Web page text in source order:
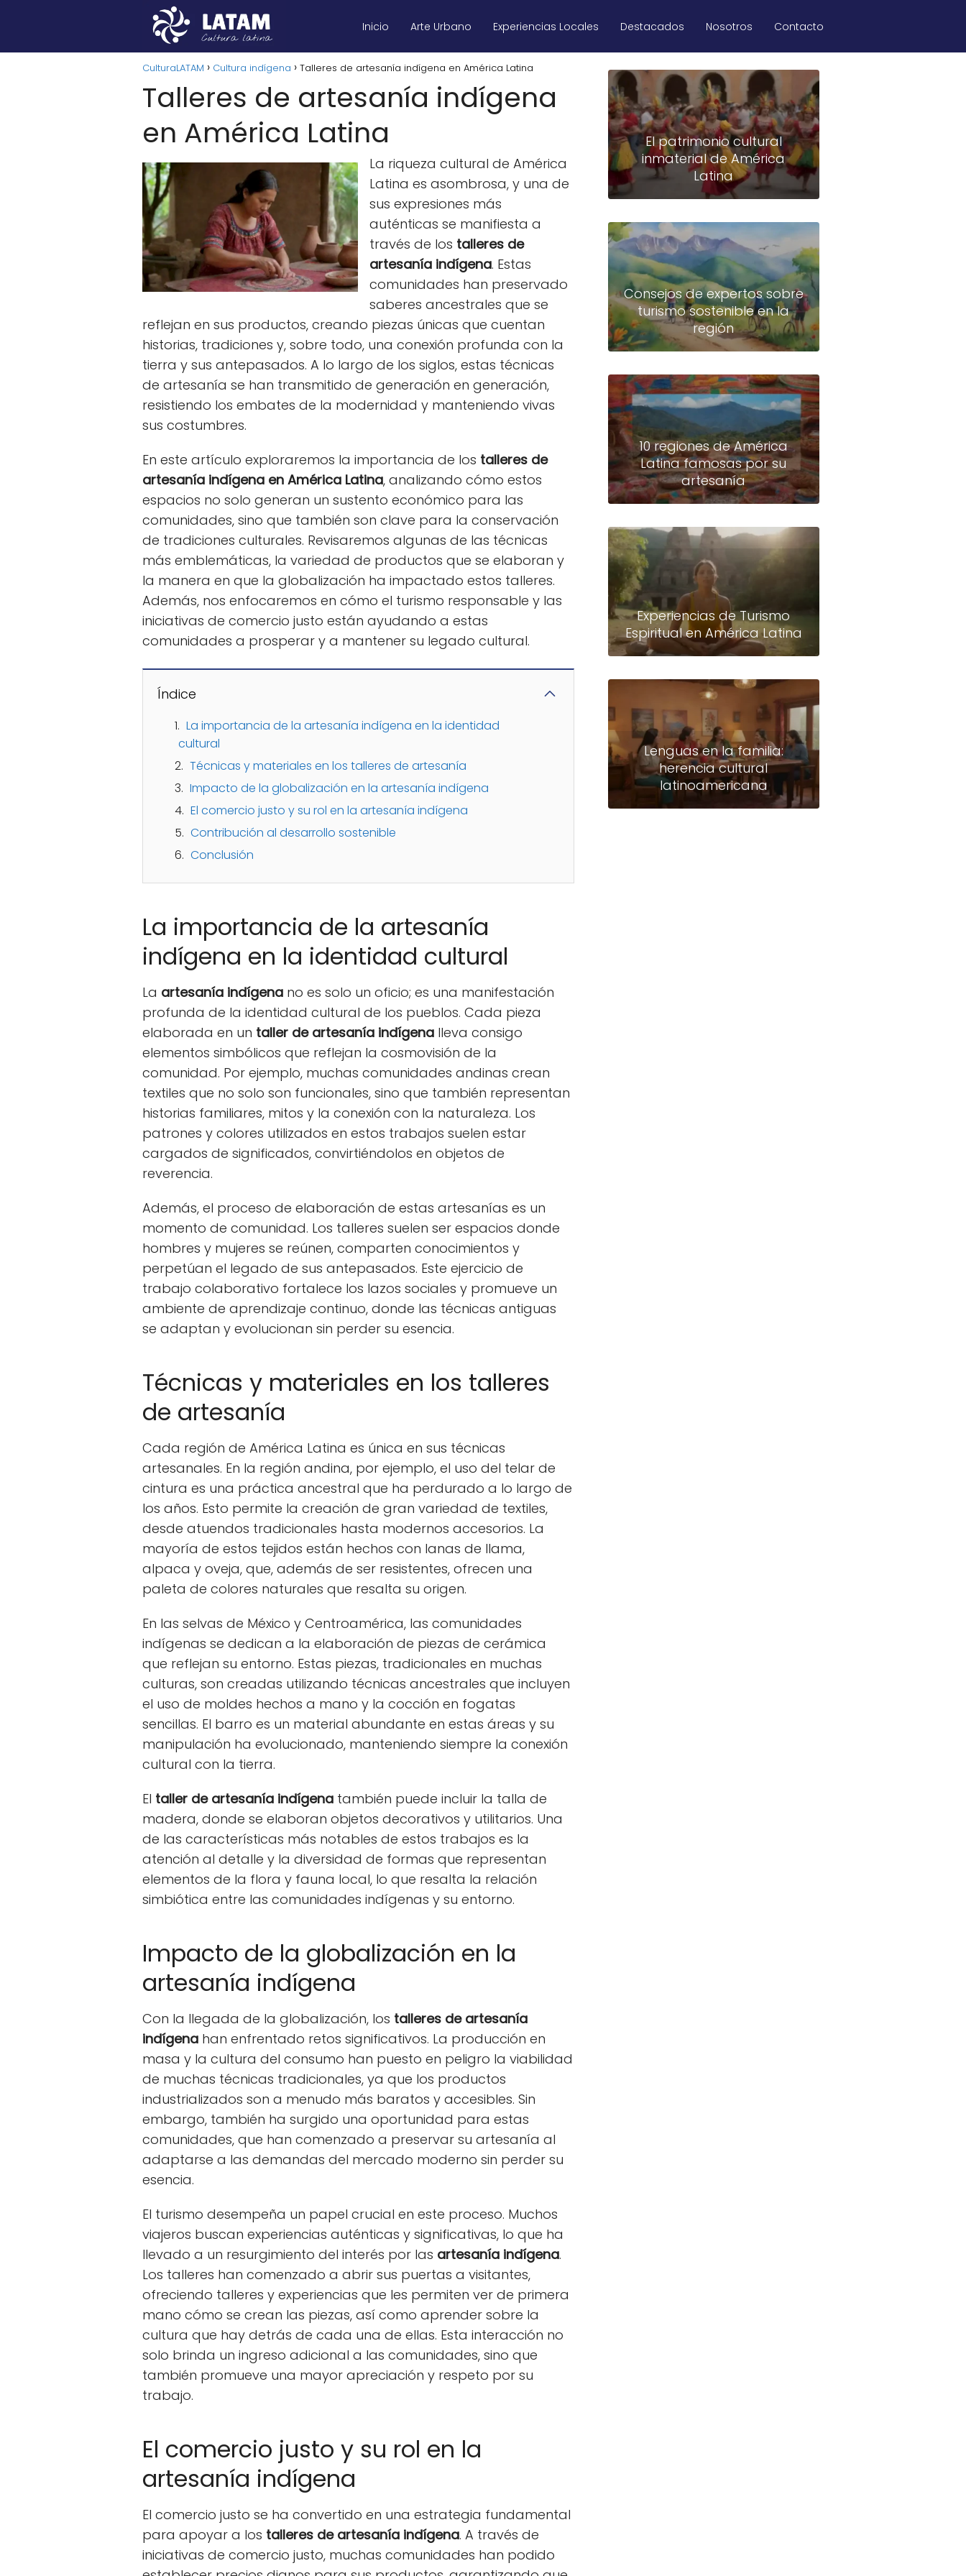
Inicio Arte Urbano Experiencias Locales Destacados Nosotros Contacto
CulturaLATAM Cultura indígena Talleres de artesanía indígena en América Latina
Talleres de artesanía indígena
en América Latina
La riqueza cultural de América
Latina es asombrosa, y una de
sus expresiones más
auténticas se manifiesta a
través de los talleres de
artesanía indígena. Estas
comunidades han preservado
saberes ancestrales que se
reflejan en sus productos, creando piezas únicas que cuentan
historias, tradiciones y, sobre todo, una conexión profunda con la
tierra y sus antepasados. A lo largo de los siglos, estas técnicas
de artesanía se han transmitido de generación en generación,
resistiendo los embates de la modernidad y manteniendo vivas
sus costumbres.
En este artículo exploraremos la importancia de los talleres de
artesanía indígena en América Latina, analizando cómo estos
espacios no solo generan un sustento económico para las
comunidades, sino que también son clave para la conservación
de tradiciones culturales. Revisaremos algunas de las técnicas
más emblemáticas, la variedad de productos que se elaboran y
la manera en que la globalización ha impactado estos talleres.
Además, nos enfocaremos en cómo el turismo responsable y las
iniciativas de comercio justo están ayudando a estas
comunidades a prosperar y a mantener su legado cultural.
Índice
La importancia de la artesanía indígena en la identidad
cultural
Técnicas y materiales en los talleres de artesanía
Impacto de la globalización en la artesanía indígena
El comercio justo y su rol en la artesanía indígena
Contribución al desarrollo sostenible
Conclusión
La importancia de la artesanía
indígena en la identidad cultural
La artesanía indígena no es solo un oficio; es una manifestación
profunda de la identidad cultural de los pueblos. Cada pieza
elaborada en un taller de artesanía indígena lleva consigo
elementos simbólicos que reflejan la cosmovisión de la
comunidad. Por ejemplo, muchas comunidades andinas crean
textiles que no solo son funcionales, sino que también representan
historias familiares, mitos y la conexión con la naturaleza. Los
patrones y colores utilizados en estos trabajos suelen estar
cargados de significados, convirtiéndolos en objetos de
reverencia.
Además, el proceso de elaboración de estas artesanías es un
momento de comunidad. Los talleres suelen ser espacios donde
hombres y mujeres se reúnen, comparten conocimientos y
perpetúan el legado de sus antepasados. Este ejercicio de
trabajo colaborativo fortalece los lazos sociales y promueve un
ambiente de aprendizaje continuo, donde las técnicas antiguas
se adaptan y evolucionan sin perder su esencia.
Técnicas y materiales en los talleres
de artesanía
Cada región de América Latina es única en sus técnicas
artesanales. En la región andina, por ejemplo, el uso del telar de
cintura es una práctica ancestral que ha perdurado a lo largo de
los años. Esto permite la creación de gran variedad de textiles,
desde atuendos tradicionales hasta modernos accesorios. La
mayoría de estos tejidos están hechos con lanas de llama,
alpaca y oveja, que, además de ser resistentes, ofrecen una
paleta de colores naturales que resalta su origen.
En las selvas de México y Centroamérica, las comunidades
indígenas se dedican a la elaboración de piezas de cerámica
que reflejan su entorno. Estas piezas, tradicionales en muchas
culturas, son creadas utilizando técnicas ancestrales que incluyen
el uso de moldes hechos a mano y la cocción en fogatas
sencillas. El barro es un material abundante en estas áreas y su
manipulación ha evolucionado, manteniendo siempre la conexión
cultural con la tierra.
El taller de artesanía indígena también puede incluir la talla de
madera, donde se elaboran objetos decorativos y utilitarios. Una
de las características más notables de estos trabajos es la
atención al detalle y la diversidad de formas que representan
elementos de la flora y fauna local, lo que resalta la relación
simbiótica entre las comunidades indígenas y su entorno.
Impacto de la globalización en la
artesanía indígena
Con la llegada de la globalización, los talleres de artesanía
indígena han enfrentado retos significativos. La producción en
masa y la cultura del consumo han puesto en peligro la viabilidad
de muchas técnicas tradicionales, ya que los productos
industrializados son a menudo más baratos y accesibles. Sin
embargo, también ha surgido una oportunidad para estas
comunidades, que han comenzado a preservar su artesanía al
adaptarse a las demandas del mercado moderno sin perder su
esencia.
El turismo desempeña un papel crucial en este proceso. Muchos
viajeros buscan experiencias auténticas y significativas, lo que ha
llevado a un resurgimiento del interés por las artesanía indígena.
Los talleres han comenzado a abrir sus puertas a visitantes,
ofreciendo talleres y experiencias que les permiten ver de primera
mano cómo se crean las piezas, así como aprender sobre la
cultura que hay detrás de cada una de ellas. Esta interacción no
solo brinda un ingreso adicional a las comunidades, sino que
también promueve una mayor apreciación y respeto por su
trabajo.
El comercio justo y su rol en la
artesanía indígena
El comercio justo se ha convertido en una estrategia fundamental
para apoyar a los talleres de artesanía indígena. A través de
iniciativas de comercio justo, muchas comunidades han podido
El patrimonio cultural
inmaterial de América
Latina
Consejos de expertos sobre
turismo sostenible en la
región
10 regiones de América
Latina famosas por su
artesanía
Experiencias de Turismo
Espiritual en América Latina
Lenguas en la familia:
herencia cultural
latinoamericana